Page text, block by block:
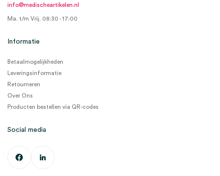
info@medischeartikelen.nl
Ma. t/m Vrij. 08:30 - 17:00
Informatie
Betaalmogelijkheden
Leveringsinformatie
Retourneren
Over Ons
Producten bestellen via QR-codes
Social media